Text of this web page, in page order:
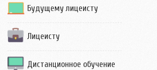
Будущему лицеисту
Лицеисту
Дистанционное обучение